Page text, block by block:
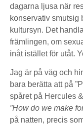
dagarna ljusa när
konservativ smutsig
kultursyn. Det
främlingen, om
inåt istället för utåt.
Jag är på väg och
bara berätta att på
spåret på Hercules
”How do we make
på natten, precis